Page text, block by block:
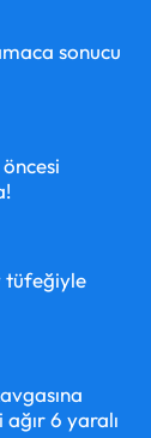
sonucu
tüfeğiyle
6 yaralı